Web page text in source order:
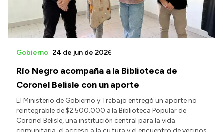
Geografía
Invertí en Río Negro
Transparencia
Presupuesto
Boletín Oficial
Compras y licitaciones
Río Negro acompaña a la Biblioteca de
Coronel Belisle con un aporte
Gobierno 24 de jun de 2026
El Ministerio de Gobierno y Trabajo entregó un aporte no
reintegrable de $2.500.000 a la Biblioteca Popular de
Coronel Belisle, una institución central para la vida